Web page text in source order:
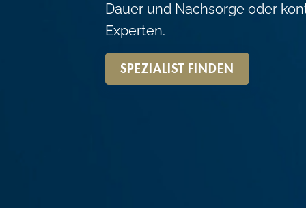
Dauer und Nachsorge oder
Experten.
SPEZIALIST FINDEN